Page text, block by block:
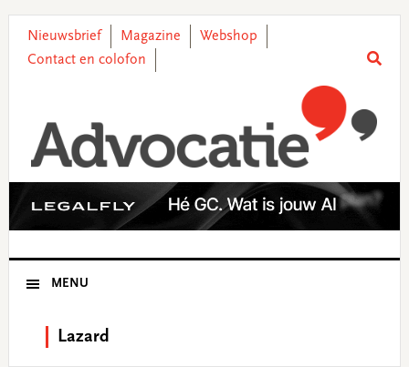
primary
main
primary
footer
Nieuwsbrief Magazine
Webshop
Contact en colofon
MENU
Lazard